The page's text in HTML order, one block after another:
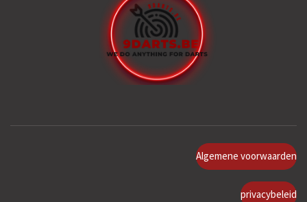
Algemene voorwaarden
privacybeleid